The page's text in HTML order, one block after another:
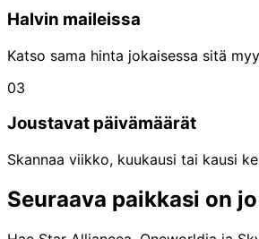
Halvin maileissa
Katso sama hinta jokaisessa sitä
03
Joustavat päivämäärät
Skannaa viikko, kuukausi tai kausi
Seuraava paikkasi on jo